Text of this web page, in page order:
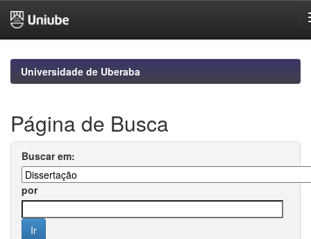
navigationUniversidade de Uberaba
Página de Busca
Buscar em:
por